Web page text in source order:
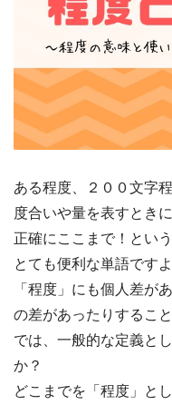
ある程度、２００文字
度合いや量を表すとき
正確にここまで！とい
とても便利な単語です
「程度」にも個人差が
の差があったりすること
では、一般的な定義と
か？
どこまでを「程度」と